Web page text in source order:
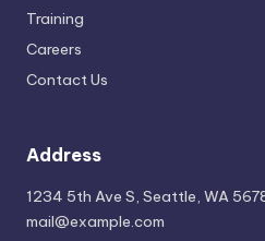
Training
Careers
Contact Us
Address
1234 5th Ave S, Seattle, WA
mail@example.com